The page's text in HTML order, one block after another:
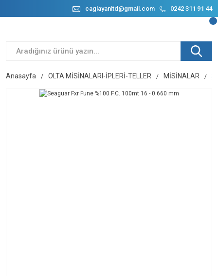
caglayanltd@gmail.com 0242 311 91 44
Anasayfa OLTA MİSİNALARI-İPLERİ-TELLER MİSİNALAR